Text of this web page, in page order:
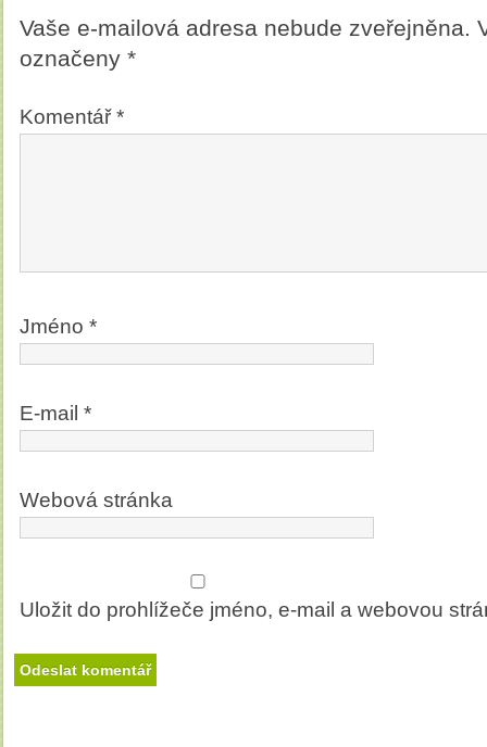
Vaše e-mailová adresa nebude zveřejněna.
označeny *
Komentář*
Jméno *
E-mail *
Webová stránka
Uložit do prohlížeče jméno, e-mail a webovou